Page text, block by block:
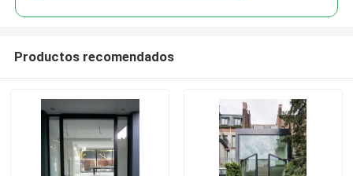
Productos recomendados